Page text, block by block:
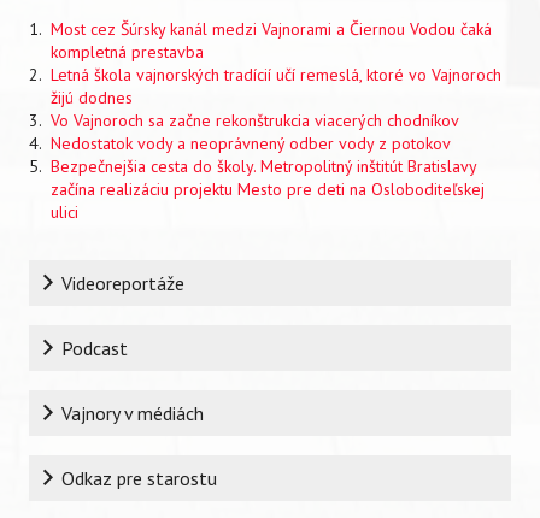
Most cez Šúrsky kanál medzi Vajnorami a Čiernou Vodou čaká
kompletná prestavba
Letná škola vajnorských tradícií učí remeslá, ktoré vo Vajnoroch
žijú dodnes
Vo Vajnoroch sa začne rekonštrukcia viacerých chodníkov
Nedostatok vody a neoprávnený odber vody z potokov
Bezpečnejšia cesta do školy. Metropolitný inštitút Bratislavy
začína realizáciu projektu Mesto pre deti na Osloboditeľskej
ulici
RubrikaVideoreportáže
Podcast
Vajnory v médiách
Odkaz pre starostu